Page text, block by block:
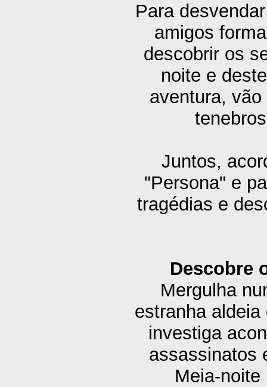
Para
amigos
descobrir os
noite e
aventura,
Juntos,
"Persona" e
tragédias e
Descobre
Mergulha
estranha
investiga
assassinatos
Meia-